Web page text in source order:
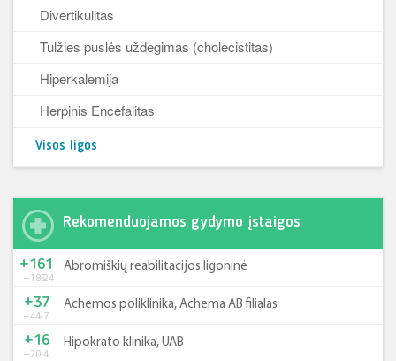
Divertikulitas
Tulžies puslės uždegimas (cholecistitas)
Hiperkalemija
Herpinis Encefalitas
Visos ligos
Rekomenduojamos gydymo įstaigos
+185-24
+161 Abromiškių reabilitacijos ligoninė
+44-7
+37 Achemos poliklinika, Achema AB filialas
+20-4
+16 Hipokrato klinika, UAB